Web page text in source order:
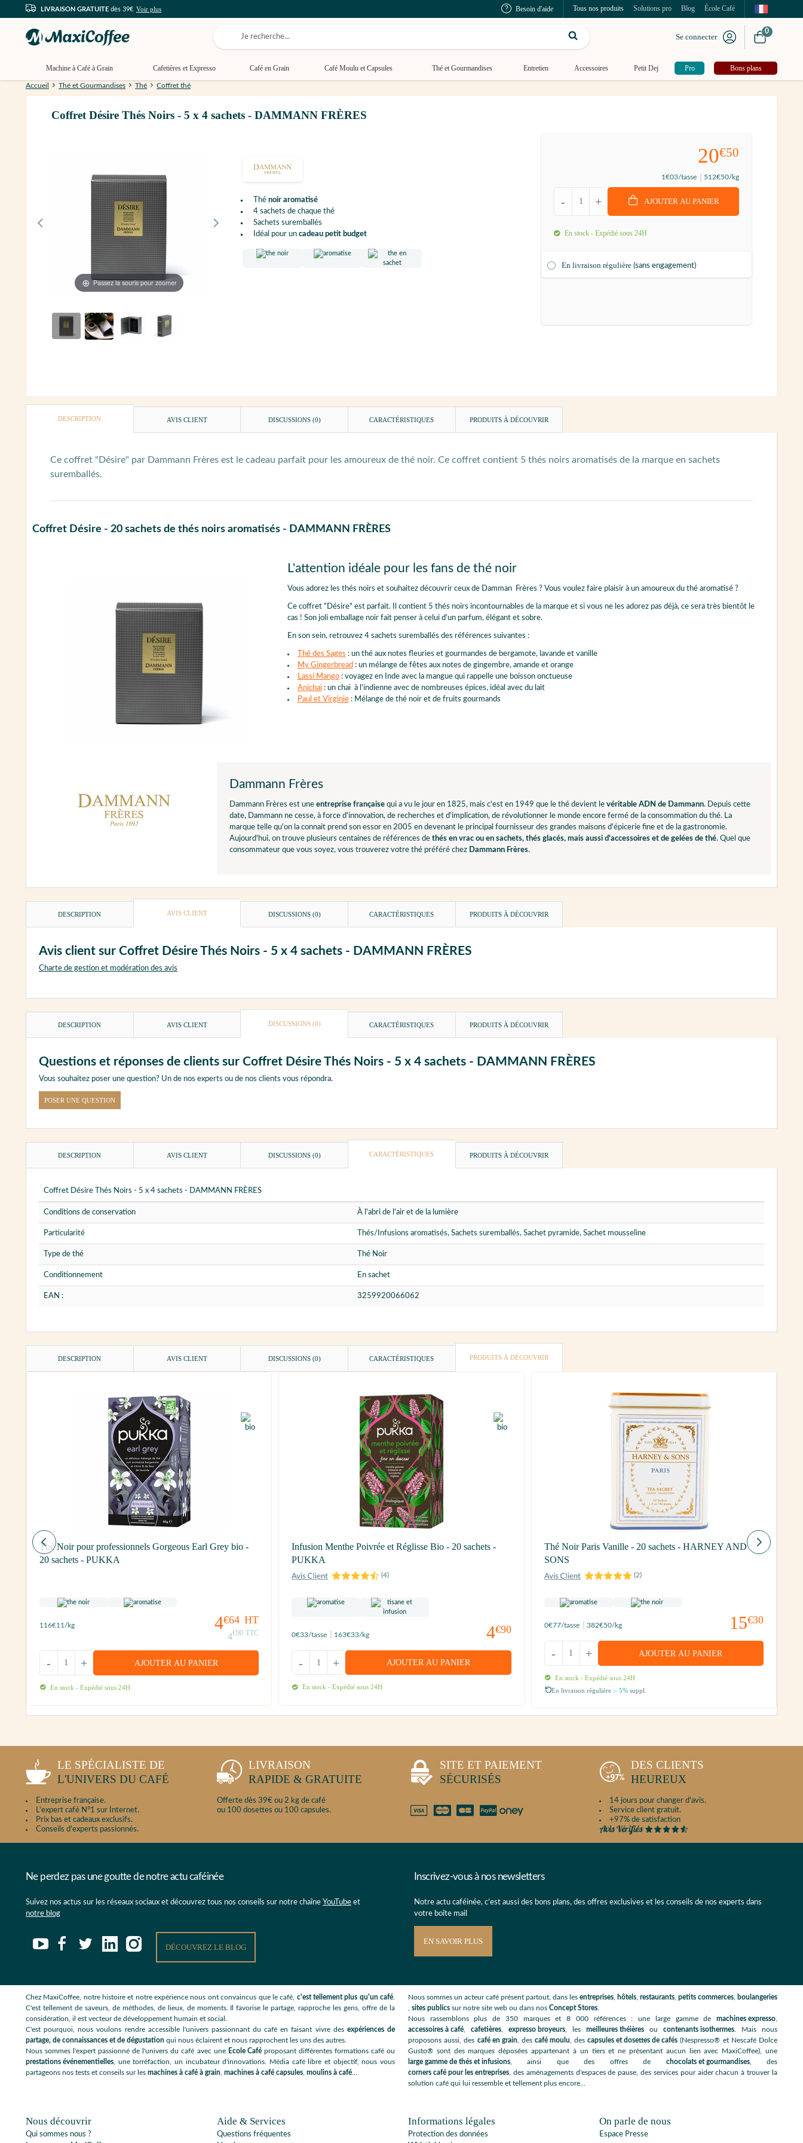
LIVRAISON GRATUITE dès 39€ Voir plus Besoin d'aide Tous nos produits Solutions pro Blog École Café
Se connecter
0
Machine à Café à Grain Cafetières et Expresso Café en Grain Café Moulu et Capsules Thé et Gourmandises Entretien Accessoires Petit Dej Pro Bons plans
Accueil Thé et Gourmandises Thé Coffret thé
Coffret Désire Thés Noirs - 5 x 4 sachets - DAMMANN FRÈRES
Passez la souris pour zoomer
Thé noir aromatisé
4 sachets de chaque thé
Sachets suremballés
Idéal pour un cadeau petit budget
20€50
1€03/tasse 512€50/kg
+
- AJOUTER AU PANIER
En stock - Expédié sous 24H
En livraison régulière(sans engagement)
DESCRIPTION AVIS CLIENT DISCUSSIONS (0) CARACTÉRISTIQUES PRODUITS À DÉCOUVRIR
Ce coffret "Désire" par Dammann Frères est le cadeau parfait pour les amoureux de thé noir. Ce coffret contient 5 thés noirs aromatisés de la marque en sachets
suremballés.
Coffret Désire - 20 sachets de thés noirs aromatisés - DAMMANN FRÈRES
L'attention idéale pour les fans de thé noir
Vous adorez les thés noirs et souhaitez découvrir ceux de Damman Frères ? Vous voulez faire plaisir à un amoureux du thé aromatisé ?
Ce coffret "Désire" est parfait. Il contient 5 thés noirs incontournables de la marque et si vous ne les adorez pas déjà, ce sera très bientôt le
cas ! Son joli emballage noir fait penser à celui d'un parfum, élégant et sobre.
En son sein, retrouvez 4 sachets suremballés des références suivantes :
Thé des Sages : un thé aux notes fleuries et gourmandes de bergamote, lavande et vanille
My Gingerbread : un mélange de fêtes aux notes de gingembre, amande et orange
Lassi Mango: voyagez en Inde avec la mangue qui rappelle une boisson onctueuse
Anichaï: un chaï à l'indienne avec de nombreuses épices, idéal avec du lait
Paul et Virginie: Mélange de thé noir et de fruits gourmands
Dammann Frères
Dammann Frères est une entreprise française qui a vu le jour en 1825, mais c'est en 1949 que le thé devient le véritable ADN de Dammann. Depuis cette
date, Dammann ne cesse, à force d'innovation, de recherches et d'implication, de révolutionner le monde encore fermé de la consommation du thé. La
marque telle qu'on la connait prend son essor en 2005 en devenant le principal fournisseur des grandes maisons d'épicerie fine et de la gastronomie.
Aujourd'hui, on trouve plusieurs centaines de références de thés en vrac ou en sachets, thés glacés, mais aussi d'accessoires et de gelées de thé. Quel que
consommateur que vous soyez, vous trouverez votre thé préféré chez Dammann Frères.
DESCRIPTION AVIS CLIENT DISCUSSIONS (0) CARACTÉRISTIQUES PRODUITS À DÉCOUVRIR
Avis client sur Coffret Désire Thés Noirs - 5 x 4 sachets - DAMMANN FRÈRES
Charte de gestion et modération des avis
DESCRIPTION AVIS CLIENT DISCUSSIONS (0) CARACTÉRISTIQUES PRODUITS À DÉCOUVRIR
Questions et réponses de clients sur Coffret Désire Thés Noirs - 5 x 4 sachets - DAMMANN FRÈRES
Vous souhaitez poser une question? Un de nos experts ou de nos clients vous répondra.
POSER UNE QUESTION
DESCRIPTION AVIS CLIENT DISCUSSIONS (0) CARACTÉRISTIQUES PRODUITS À DÉCOUVRIR
Coffret Désire Thés Noirs - 5 x 4 sachets - DAMMANN FRÈRES
Conditions de conservation À l'abri de l'air et de la lumière
Particularité Thés/Infusions aromatisés, Sachets suremballés, Sachet pyramide, Sachet mousseline
Type de thé Thé Noir
Conditionnement En sachet
EAN : 3259920066062
DESCRIPTION AVIS CLIENT DISCUSSIONS (0) CARACTÉRISTIQUES PRODUITS À DÉCOUVRIR
Thé Noir pour professionnels Gorgeous Earl Grey bio -
20 sachets - PUKKA
4€64 HT
4€90 TTC
116€11 /kg
+
- AJOUTER AU PANIER
En stock - Expédié sous 24H
Infusion Menthe Poivrée et Réglisse Bio - 20 sachets -
PUKKA
(4)
4€90
0€33/tasse 163€33/kg
+
- AJOUTER AU PANIER
En stock - Expédié sous 24H
Thé Noir Paris Vanille - 20 sachets - HARNEY AND
SONS
(2)
15€30
0€77/tasse 382€50/kg
+
- AJOUTER AU PANIER
En stock - Expédié sous 24H
En livraison régulière :- 5%suppl.
LE SPÉCIALISTE DE
L'UNIVERS DU CAFÉ
Entreprise française.
L'expert café N°1 sur Internet.
Prix bas et cadeaux exclusifs.
Conseils d'experts passionnés.
LIVRAISON
RAPIDE & GRATUITE
Offerte dès 39€ ou 2 kg de café
ou 100 dosettes ou 100 capsules.
SITE ET PAIEMENT
SÉCURISÉS
DES CLIENTS
HEUREUX
14 jours pour changer d'avis.
Service client gratuit.
+97% de satisfaction
Ne perdez pas une goutte de notre actu caféinée
Suivez nos actus sur les réseaux sociaux et découvrez tous nos conseils sur notre chaîne YouTube et
notre blog
DÉCOUVREZ LE BLOG
Inscrivez-vous à nos newsletters
Notre actu caféinée, c’est aussi des bons plans, des offres exclusives et les conseils de nos experts dans
votre boîte mail
EN SAVOIR PLUS
Chez MaxiCoffee, notre histoire et notre expérience nous ont convaincus que le café, c'est tellement plus qu'un café.
C'est tellement de saveurs, de méthodes, de lieux, de moments. Il favorise le partage, rapproche les gens, offre de la
considération, il est vecteur de développement humain et social.
C'est pourquoi, nous voulons rendre accessible l'univers passionnant du café en faisant vivre des expériences de
partage, de connaissances et de dégustation qui nous éclairent et nous rapprochent les uns des autres.
Nous sommes l'expert passionné de l'univers du café avec une Ecole Caféproposant différentes formations café ou
prestations événementielles , une torréfaction, un incubateur d'innovations. Média café libre et objectif, nous vous
partageons nos tests et conseils sur les machines à café à grain machines à café capsules moulins à café...
Nous sommes un acteur café présent partout, dans les entreprises hôtels restaurants petits commerces
boulangeries
sites publics sur notre site web ou dans nos Concept Stores.
Nous rassemblons plus de 350 marques et 8 000 références : une large gamme de machines expresso
accessoires à café
cafetières expresso broyeurs , les meilleures théières ou contenants isothermes. Mais nous
proposons aussi, des café en grain, des café moulu , descapsules et dosettes de cafés (Nespresso® et Nescafé Dolce
Gusto® sont des marques déposées appartenant à un tiers et ne présentant aucun lien avec MaxiCoffee), une
large gamme de thés et infusions , ainsi que des offres de chocolats et gourmandises, des
corners café pour les entreprises , des aménagements d'espaces de pause, des services pour aider chacun à trouver la
solution café qui lui ressemble et tellement plus encore...
Nous découvrir
Qui sommes nous ?
Aide & Services
Questions fréquentes
Informations légales
Protection des données
On parle de nous
Espace Presse